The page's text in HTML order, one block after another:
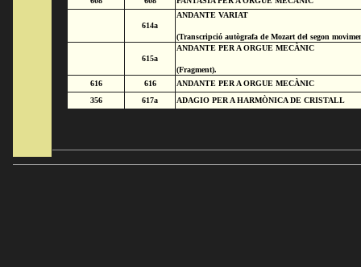
614a
ANDANTE VARIAT
(Transcripció autògrafa de Mozart del segon
615a
ANDANTE PER A ORGUE MECÀNIC
(Fragment).
616
616
ANDANTE PER A ORGUE MECÀNIC
356
617a ADAGIO PER A HARMÒNICA DE CRISTALL